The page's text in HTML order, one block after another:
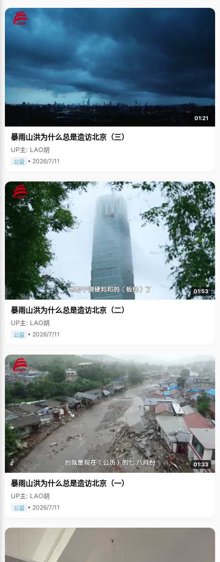
01:21
暴雨山洪为什么总是造访北京（三）
UP主: LAO胡
公益 • 2026/7/11
01:53
暴雨山洪为什么总是造访北京（二）
UP主: LAO胡
公益 • 2026/7/11
01:33
暴雨山洪为什么总是造访北京（一）
UP主: LAO胡
公益 • 2026/7/11